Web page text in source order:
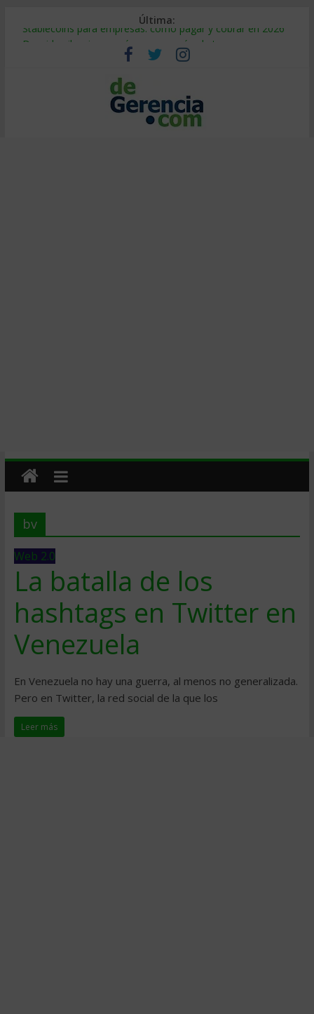
Última:
Stablecoins para empresas: cómo pagar y cobrar en 2026
Despido silencioso: qué es y por qué sale tan caro
IA en selección de personal: cómo auditarla a tiempo
Trabajo forzoso en la cadena de suministro: qué hacer
Mercado hispano de EE. UU.: cómo segmentarlo y venderle
bv
Web 2.0
La batalla de los
hashtags en Twitter en
Venezuela
En Venezuela no hay una guerra, al menos no generalizada.
Pero en Twitter, la red social de la que los
Leer más